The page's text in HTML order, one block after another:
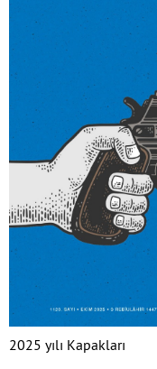
2025 yılı Kapakları